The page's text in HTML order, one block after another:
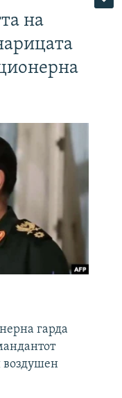
на
гарда
воздушен